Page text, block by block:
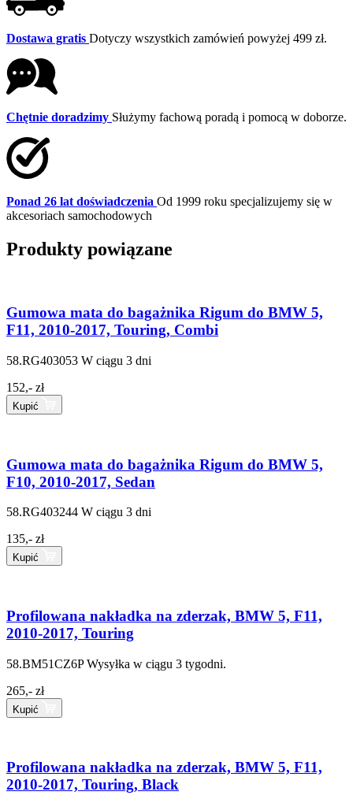
Dostawa gratis Dotyczy wszystkich zamówień powyżej 499 zł.
Chętnie doradzimy Służymy fachową poradą i pomocą w doborze.
Ponad 26 lat doświadczenia Od 1999 roku specjalizujemy się w
akcesoriach samochodowych
Produkty powiązane
Gumowa mata do bagażnika Rigum do BMW 5,
F11, 2010-2017, Touring, Combi
58.RG403053 W ciągu 3 dni
152,- zł
Kupić
Gumowa mata do bagażnika Rigum do BMW 5,
F10, 2010-2017, Sedan
58.RG403244 W ciągu 3 dni
135,- zł
Kupić
Profilowana nakładka na zderzak, BMW 5, F11,
2010-2017, Touring
58.BM51CZ6P Wysyłka w ciągu 3 tygodni.
265,- zł
Kupić
Profilowana nakładka na zderzak, BMW 5, F11,
2010-2017, Touring, Black